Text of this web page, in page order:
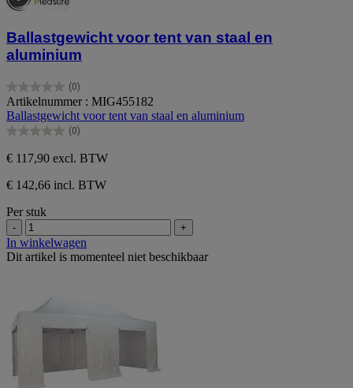
Ballastgewicht voor tent van staal en
aluminium
(0)
0.0
van
de
5
Artikelnummer : MIG455182
Ballastgewicht voor tent van staal en aluminium
(0)
0.0
van
de
5
sterren.
€ 117,90 excl. BTW
€ 142,66 incl. BTW
Per stuk
- +
In winkelwagen
Dit artikel is momenteel niet beschikbaar